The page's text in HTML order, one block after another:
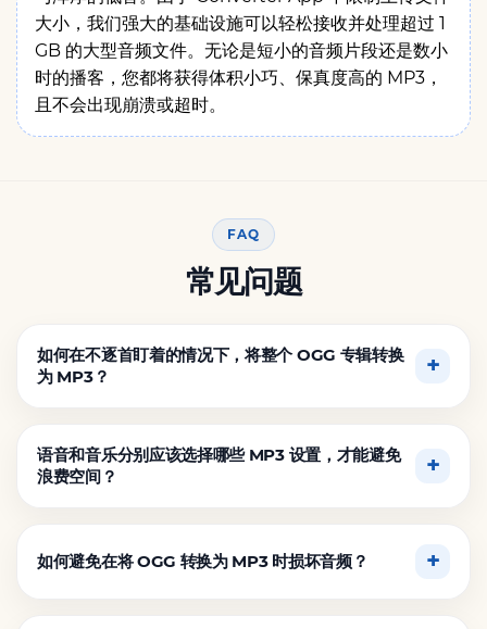
大小，我们强大的基础设施可以轻松接收并处理超过 1
GB 的大型音频文件。无论是短小的音频片段还是数小
时的播客，您都将获得体积小巧、保真度高的 MP3，
且不会出现崩溃或超时。
FAQ
常见问题
如何在不逐首盯着的情况下，将整个 OGG 专辑转换
为 MP3？
语音和音乐分别应该选择哪些 MP3 设置，才能避免
浪费空间？
如何避免在将 OGG 转换为 MP3 时损坏音频？